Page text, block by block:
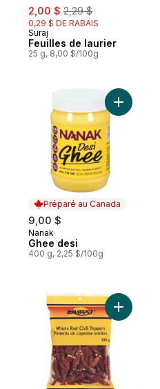
sale:
2,00 $ , formerly:
2,29 $
0,29 $ DE RABAIS
Suraj
Feuilles de laurier
25 g, 8,00 $/100g
Préparé au Canada
9,00 $
Préparé au Canada
Nanak
Ghee desi
400 g, 2,25 $/100g
Ajouter
Ajouter